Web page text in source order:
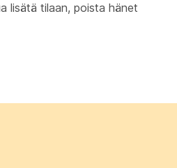
lisätä tilaan, poista hänet